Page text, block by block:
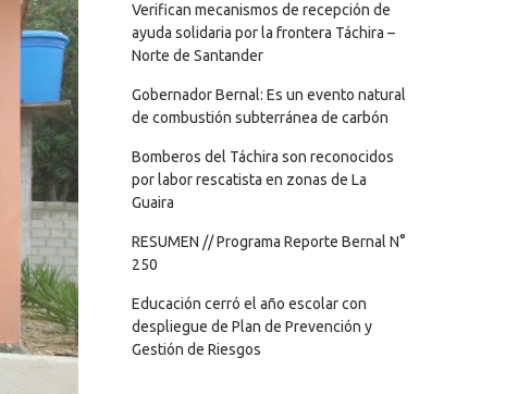
Verifican mecanismos de recepción de
ayuda solidaria por la frontera Táchira –
Norte de Santander
Gobernador Bernal: Es un evento natural
de combustión subterránea de carbón
Bomberos del Táchira son reconocidos
por labor rescatista en zonas de La
Guaira
RESUMEN // Programa Reporte Bernal N°
250
Educación cerró el año escolar con
despliegue de Plan de Prevención y
Gestión de Riesgos